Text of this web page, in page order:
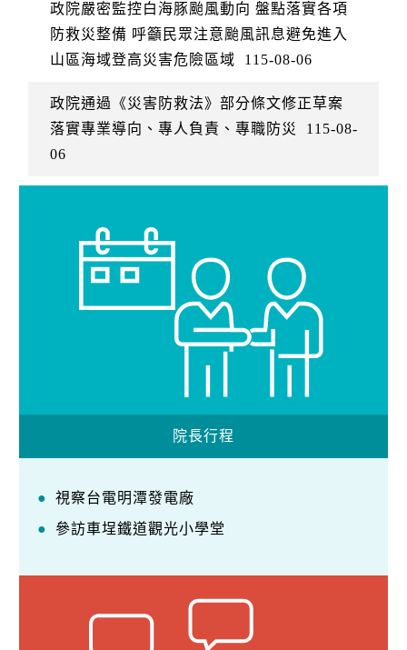
政院嚴密監控白海豚颱風動向 盤點落實各項
防救災整備 呼籲民眾注意颱風訊息避免進入
山區海域登高災害危險區域
115-08-06
政院通過《災害防救法》部分條文修正草案
落實專業導向、專人負責、專職防災
115-08-
06
院長行程
視察台電明潭發電廠
參訪車埕鐵道觀光小學堂